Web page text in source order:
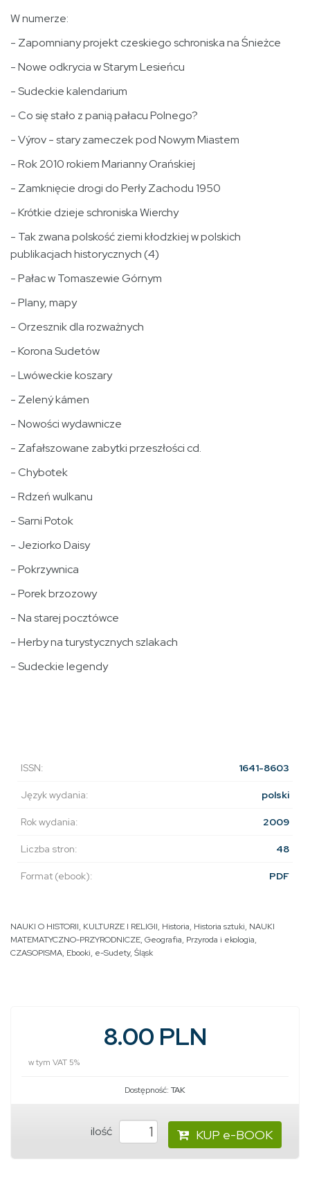
W numerze:
- Zapomniany projekt czeskiego schroniska na Śnieżce
- Nowe odkrycia w Starym Lesieńcu
- Sudeckie kalendarium
- Co się stało z panią pałacu Polnego?
- Výrov - stary zameczek pod Nowym Miastem
- Rok 2010 rokiem Marianny Orańskiej
- Zamknięcie drogi do Perły Zachodu 1950
- Krótkie dzieje schroniska Wierchy
- Tak zwana polskość ziemi kłodzkiej w polskich
publikacjach historycznych (4)
- Pałac w Tomaszewie Górnym
- Plany, mapy
- Orzesznik dla rozważnych
- Korona Sudetów
- Lwóweckie koszary
- Zelený kámen
- Nowości wydawnicze
- Zafałszowane zabytki przeszłości cd.
- Chybotek
- Rdzeń wulkanu
- Sarni Potok
- Jeziorko Daisy
- Pokrzywnica
- Porek brzozowy
- Na starej pocztówce
- Herby na turystycznych szlakach
- Sudeckie legendy
ISSN: 1641-8603
Język wydania: polski
Rok wydania: 2009
Liczba stron: 48
Format (ebook): PDF
NAUKI O HISTORII, KULTURZE I RELIGII, Historia, Historia sztuki, NAUKI
MATEMATYCZNO-PRZYRODNICZE, Geografia, Przyroda i ekologia,
CZASOPISMA, Ebooki, e-Sudety, Śląsk
8.00 PLN
w tym VAT 5%
Dostępność: TAK
ilość KUP e-BOOK